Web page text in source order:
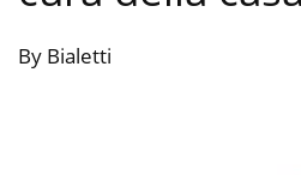
By Bialetti